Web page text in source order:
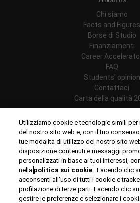
Chi siamo
Facts and Figures
Borse di Studio
Finanziamenti
Career
FAQ
Students' opinion
Contattaci
Carta della qualità
Riconoscimenti
Utilizziamo cookie e tecnologie simili per
del nostro sito web e, con il tuo
tue modalità di utilizzo del nostro sito
disposizione contenuti e messaggi
personalizzati in base ai tuoi interessi,
nella politica sui cookie . Facendo clic
acconsenti all'uso di tutti i cookie e
profilazione di terze parti. Facendo clic
gestire le preferenze e selezionare i